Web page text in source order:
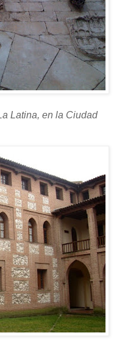
Latina, en la Ciudad